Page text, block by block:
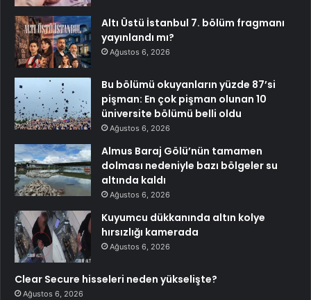
Altı Üstü İstanbul 7. bölüm fragmanı
yayınlandı mı?
Ağustos 6, 2026
Bu bölümü okuyanların yüzde 87’si
pişman: En çok pişman olunan 10
üniversite bölümü belli oldu
Ağustos 6, 2026
Almus Baraj Gölü’nün tamamen
dolması nedeniyle bazı bölgeler su
altında kaldı
Ağustos 6, 2026
Kuyumcu dükkanında altın kolye
hırsızlığı kamerada
Ağustos 6, 2026
Clear Secure hisseleri neden yükselişte?
Ağustos 6, 2026